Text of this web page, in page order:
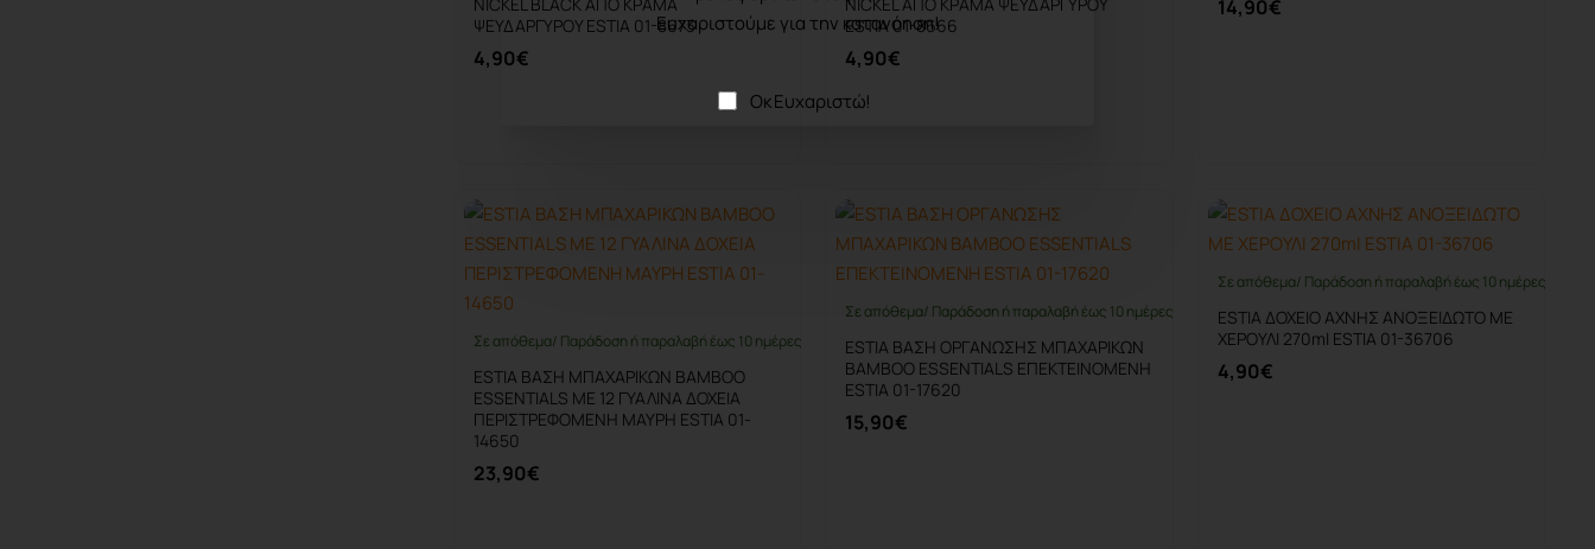
Ευχαριστούμε για την κατανόηση!
Οκ Ευχαριστώ!
ΨΕΥΔΑΡΓΥΡΟΥ ESTIA 01-8673
4,90€
ESTIA 01-8666
4,90€
14,90€
Σε απόθεμα/ Παράδοση ή παραλαβή έως 10 ημέρες
ESTIA ΒΑΣΗ ΜΠΑΧΑΡΙΚΩΝ BAMBOO
ESSENTIALS ΜΕ 12 ΓΥΑΛΙΝΑ ΔΟΧΕΙΑ
ΠΕΡΙΣΤΡΕΦΟΜΕΝΗ ΜΑΥΡΗ ESTIA 01-
14650
23,90€
Σε απόθεμα/ Παράδοση ή παραλαβή έως 10 ημέρες
ESTIA ΒΑΣΗ ΟΡΓΑΝΩΣΗΣ ΜΠΑΧΑΡΙΚΩΝ
BAMBOO ESSENTIALS ΕΠΕΚΤΕΙΝΟΜΕΝΗ
ESTIA 01-17620
15,90€
Σε απόθεμα/ Παράδοση ή παραλαβή έως 10 ημέρες
ESTIA ΔΟΧΕΙΟ ΑΧΝΗΣ ΑΝΟΞΕΙΔΩΤΟ ΜΕ
ΧΕΡΟΥΛΙ 270ml ESTIA 01-36706
4,90€